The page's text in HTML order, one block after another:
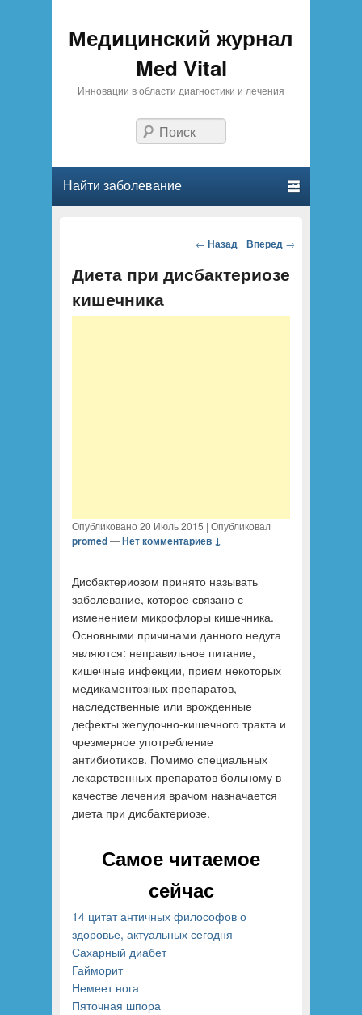
Медицинский журнал
Med Vital
Инновации в области диагностики и лечения
Поиск
Главное меню
Перейти к основному содержанию
Перейти к дополнительному содержимому
Навигация по
← Назад Вперед →
Диета при дисбактериозе
кишечника
Опубликовано 20 Июль 2015 | Опубликовал
promed—Нет комментариев ↓
Дисбактериозом принято называть
заболевание, которое связано с
изменением микрофлоры кишечника.
Основными причинами данного недуга
являются: неправильное питание,
кишечные инфекции, прием некоторых
медикаментозных препаратов,
наследственные или врожденные
дефекты желудочно-кишечного тракта и
чрезмерное употребление
антибиотиков. Помимо специальных
лекарственных препаратов больному в
качестве лечения врачом назначается
диета при дисбактериозе.
Самое читаемое
сейчас
14 цитат античных философов о
здоровье, актуальных сегодня
Сахарный диабет
Гайморит
Немеет нога
Пяточная шпора
предлагают
за 11 классс
доставкой